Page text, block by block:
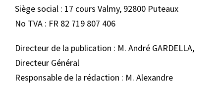
Siège social : 17 cours Valmy, 92800 Puteaux
No TVA : FR 82 719 807 406
Directeur de la publication : M. André GARDELLA,
Directeur Général
Responsable de la rédaction : M. Alexandre